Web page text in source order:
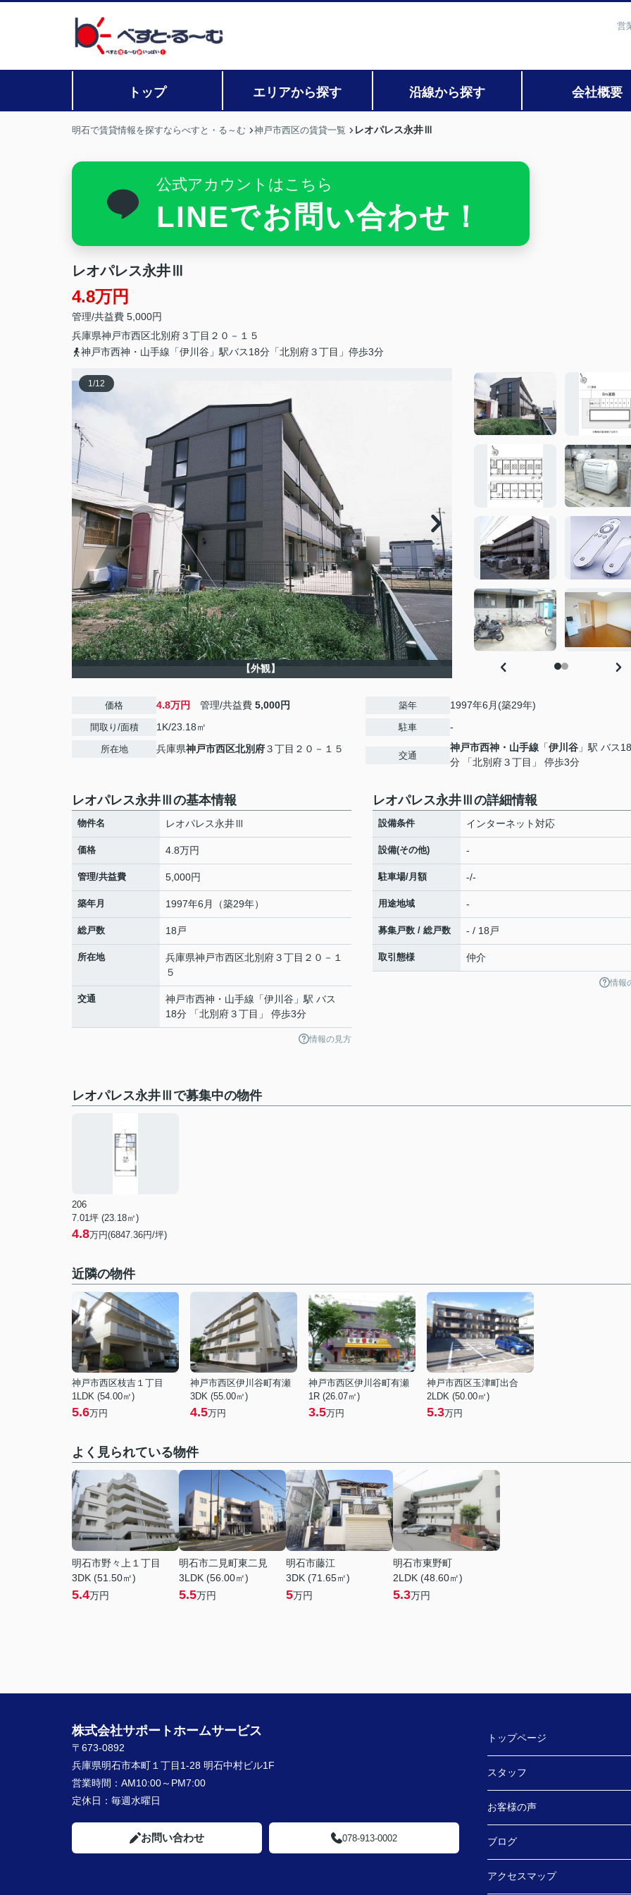
営
トップ エリアから探す 沿線から探す 会社概要
明石で賃貸情報を探すならべすと・る～む 神戸市西区の賃貸一覧 レオパレス永井Ⅲ
公式アカウントはこちら
LINEでお問い合わせ！
レオパレス永井Ⅲ
4.8万円
管理/共益費 5,000円
兵庫県神戸市西区北別府３丁目２０－１５
神戸市西神・山手線「伊川谷」駅バス18分「北別府３丁目」停歩3分
1/12
【外観】
価格 4.8万円 管理/共益費 5,000円
間取り/面積 1K/23.18㎡
所在地 兵庫県神戸市西区北別府３丁目２０－１５
築年 1997年6月(築29年)
駐車 -
交通
神戸市西神・山手線 「伊川谷 」駅 バス18
分 「北別府３丁目」 停歩3分
レオパレス永井Ⅲの基本情報
物件名 レオパレス永井Ⅲ
価格 4.8万円
管理/共益費 5,000円
築年月 1997年6月（築29年）
総戸数 18戸
所在地 兵庫県神戸市西区北別府３丁目２０－１
５
交通 神戸市西神・山手線 「伊川谷 」駅 バス
18分 「北別府３丁目」 停歩3分
情報の見方
レオパレス永井Ⅲの詳細情報
設備条件 インターネット対応
設備(その他) -
駐車場/月額 -/-
用途地域 -
募集戸数 / 総戸数 - / 18戸
取引態様 仲介
情報
レオパレス永井Ⅲで募集中の物件
206
7.01坪 (23.18㎡)
4.8万円(6847.36円/坪)
近隣の物件
神戸市西区枝吉１丁目
1LDK (54.00㎡)
5.6万円
神戸市西区伊川谷町有瀬
3DK (55.00㎡)
4.5万円
神戸市西区伊川谷町有瀬
1R (26.07㎡)
3.5万円
神戸市西区玉津町出合
2LDK (50.00㎡)
5.3万円
よく見られている物件
明石市野々上１丁目
3DK (51.50㎡)
5.4万円
明石市二見町東二見
3LDK (56.00㎡)
5.5万円
明石市藤江
3DK (71.65㎡)
5万円
明石市東野町
2LDK (48.60㎡)
5.3万円
株式会社サポートホームサービス
〒673-0892
兵庫県明石市本町１丁目1-28 明石中村ビル1F
営業時間： AM10:00～PM7:00
定休日： 毎週水曜日
お問い合わせ 078-913-0002
トップページ
スタッフ
お客様の声
ブログ
アクセスマップ